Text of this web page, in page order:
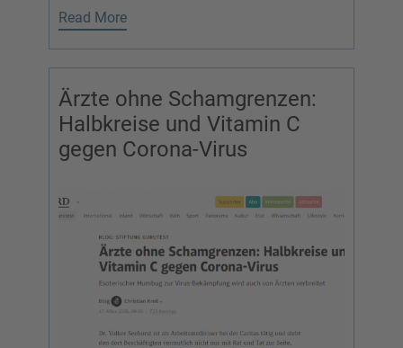
Read More
Ärzte ohne Schamgrenzen:
Halbkreise und Vitamin C
gegen Corona-Virus